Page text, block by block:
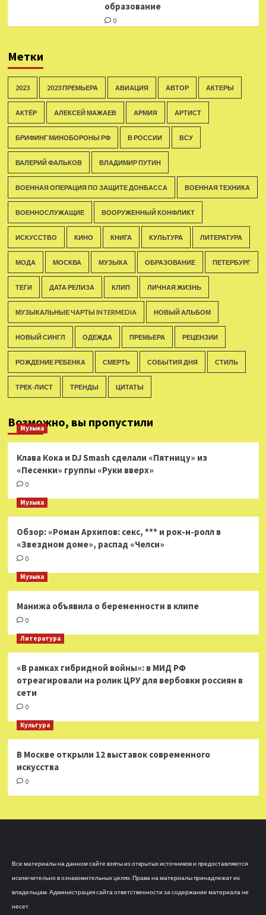
образование
0
Метки
2023 2023 ПРЕМЬЕРА АВИАЦИЯ АВТОР АКТЕРЫ
АКТЁР АЛЕКСЕЙ МАЖАЕВ АРМИЯ АРТИСТ
БРИФИНГ МИНОБОРОНЫ РФ В РОССИИ ВСУ
ВАЛЕРИЙ ФАЛЬКОВ ВЛАДИМИР ПУТИН
ВОЕННАЯ ОПЕРАЦИЯ ПО ЗАЩИТЕ ДОНБАССА ВОЕННАЯ ТЕХНИКА
ВОЕННОСЛУЖАЩИЕ ВООРУЖЕННЫЙ КОНФЛИКТ
ИСКУССТВО КИНО КНИГА КУЛЬТУРА ЛИТЕРАТУРА
МОДА МОСКВА МУЗЫКА ОБРАЗОВАНИЕ ПЕТЕРБУРГ
ТЕГИ ДАТА РЕЛИЗА КЛИП ЛИЧНАЯ ЖИЗНЬ
МУЗЫКАЛЬНЫЕ ЧАРТЫ INTERMEDIA НОВЫЙ АЛЬБОМ
НОВЫЙ СИНГЛ ОДЕЖДА ПРЕМЬЕРА РЕЦЕНЗИИ
РОЖДЕНИЕ РЕБЕНКА СМЕРТЬ СОБЫТИЯ ДНЯ СТИЛЬ
ТРЕК-ЛИСТ ТРЕНДЫ ЦИТАТЫ
Возможно, вы пропустили
Музыка
Клава Кока и DJ Smash сделали «Пятницу» из
«Песенки» группы «Руки вверх»
0
Музыка
Обзор: «Роман Архипов: секс, *** и рок-н-ролл в
«Звездном доме», распад «Челси»
0
Музыка
Манижа объявила о беременности в клипе
0
Литература
«В рамках гибридной войны»: в МИД РФ
отреагировали на ролик ЦРУ для вербовки россиян в
сети
0
Культура
В Москве открыли 12 выставок современного
искусства
0
Все материалы на данном сайте взяты из открытых источников и предоставляются
исключительно в ознакомительных целях. Права на материалы принадлежат их
владельцам. Администрация сайта ответственности за содержание материала не
несет.